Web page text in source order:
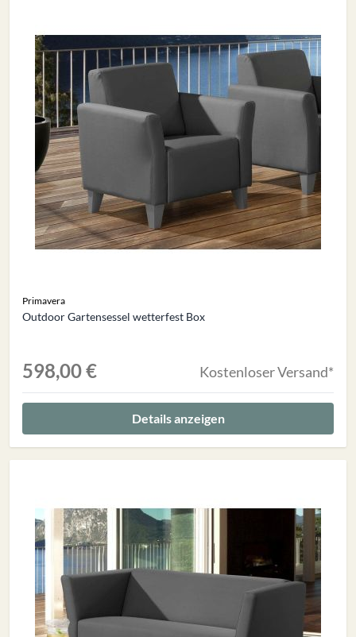
Primavera
Outdoor Gartensessel wetterfest Box
598,00 € Kostenloser Versand*
Details anzeigen